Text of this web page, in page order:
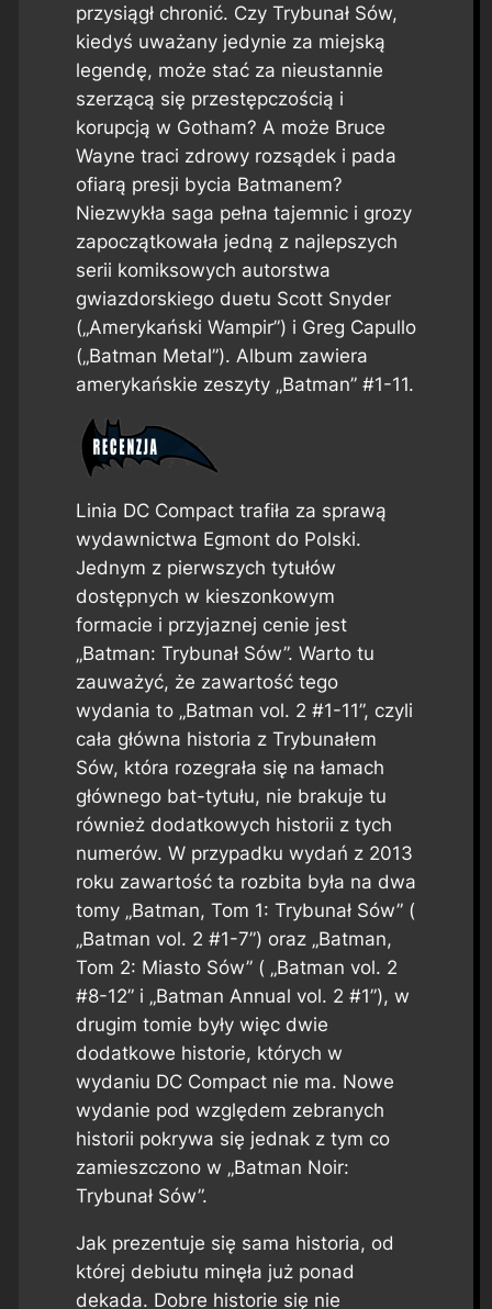
przysiągł chronić. Czy Trybunał Sów,
kiedyś uważany jedynie za miejską
legendę, może stać za nieustannie
szerzącą się przestępczością i
korupcją w Gotham? A może Bruce
Wayne traci zdrowy rozsądek i pada
ofiarą presji bycia Batmanem?
Niezwykła saga pełna tajemnic i grozy
zapoczątkowała jedną z najlepszych
serii komiksowych autorstwa
gwiazdorskiego duetu Scott Snyder
(„Amerykański Wampir”) i Greg Capullo
(„Batman Metal”). Album zawiera
amerykańskie zeszyty „Batman” #1-11.
Linia DC Compact trafiła za sprawą
wydawnictwa Egmont do Polski.
Jednym z pierwszych tytułów
dostępnych w kieszonkowym
formacie i przyjaznej cenie jest
„Batman: Trybunał Sów”. Warto tu
zauważyć, że zawartość tego
wydania to „Batman vol. 2 #1-11”, czyli
cała główna historia z Trybunałem
Sów, która rozegrała się na łamach
głównego bat-tytułu, nie brakuje tu
również dodatkowych historii z tych
numerów. W przypadku wydań z 2013
roku zawartość ta rozbita była na dwa
tomy „Batman, Tom 1: Trybunał Sów” (
„Batman vol. 2 #1-7”) oraz „Batman,
Tom 2: Miasto Sów” ( „Batman vol. 2
#8-12” i „Batman Annual vol. 2 #1”), w
drugim tomie były więc dwie
dodatkowe historie, których w
wydaniu DC Compact nie ma. Nowe
wydanie pod względem zebranych
historii pokrywa się jednak z tym co
zamieszczono w „Batman Noir:
Trybunał Sów”.
Jak prezentuje się sama historia, od
której debiutu minęła już ponad
dekada. Dobre historie się nie